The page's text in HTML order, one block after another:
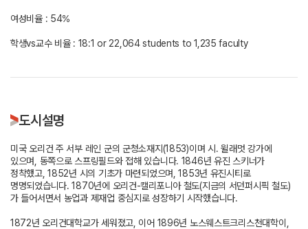
여성비율 : 54%
학생vs교수 비율 : 18:1 or 22,064 students to 1,235 faculty
도시설명
미국 오리건 주 서부 레인 군의 군청소재지(1853)이며 시. 윌래멋 강가에
있으며, 동쪽으로 스프링필드와 접해 있습니다. 1846년 유진 스키너가
정착했고, 1852년 시의 기초가 마련되었으며, 1853년 유진시티로
명명되었습니다. 1870년에 오리건-캘리포니아 철도(지금의 서던퍼시픽 철도)
가 들어서면서 농업과 제재업 중심지로 성장하기 시작했습니다.
1872년 오리건대학교가 세워졌고, 이어 1896년 노스웨스트크리스천대학이,